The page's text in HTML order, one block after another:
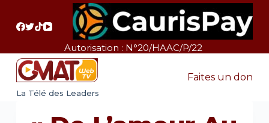
a
Autorisation : N°20/HAAC/P/22
La Télé des Leaders
Faites un don